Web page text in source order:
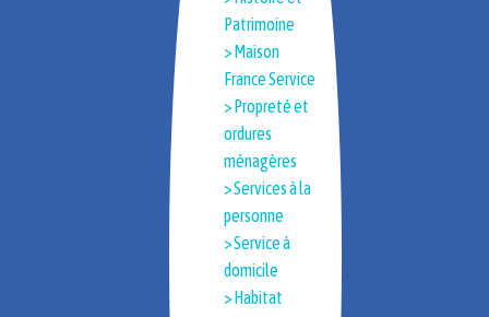
Patrimoine​
> Maison
France Service
> Propreté et
ordures
ménagères
> Services à la
personne
> Service à
domicile
> Habitat